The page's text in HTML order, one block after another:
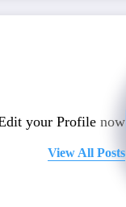
your Profile now.
View All Posts